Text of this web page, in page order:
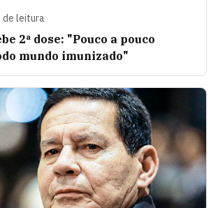
de leitura
2ª dose: "Pouco a pouco
mundo imunizado"